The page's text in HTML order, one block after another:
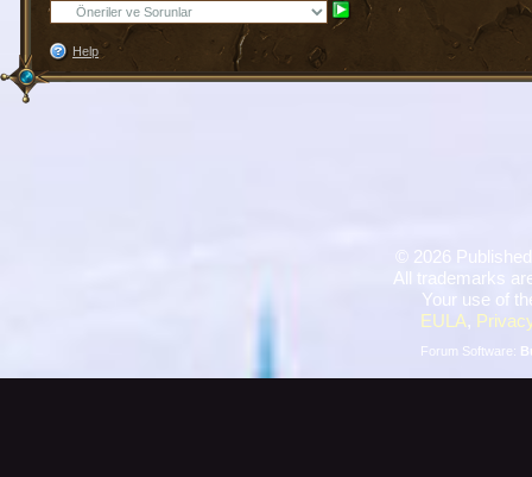
Help
2026
All trademarks
Your use of
EULA,
Forum Software: